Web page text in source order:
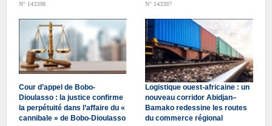
N° 143398
N° 143397
Cour d’appel de Bobo-
Dioulasso : la justice confirme
la perpétuité dans l’affaire du «
cannibale » de Bobo-Dioulasso
Logistique ouest-africaine : un
nouveau corridor Abidjan–
Bamako redessine les routes
du commerce régional